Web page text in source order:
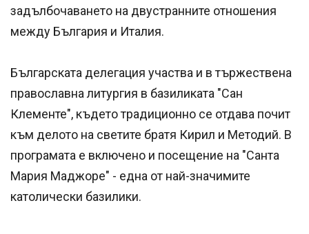
задълбочаването на двустранните отношения
между България и Италия.
Българската делегация участва и в тържествена
православна литургия в базиликата "Сан
Клементе", където традиционно се отдава почит
към делото на светите братя Кирил и Методий. В
програмата е включено и посещение на "Санта
Мария Маджоре" - една от най-значимите
католически базилики.